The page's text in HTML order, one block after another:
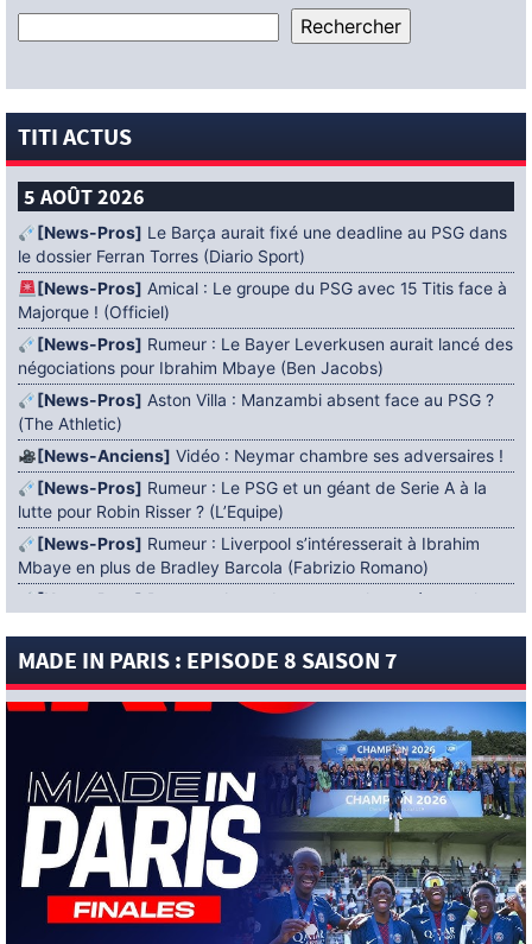
TITI ACTUS
5 AOÛT 2026
[News-Pros] Le Barça aurait fixé une deadline au PSG dans
le dossier Ferran Torres (Diario Sport)
[News-Pros] Amical : Le groupe du PSG avec 15 Titis face à
Majorque ! (Officiel)
[News-Pros] Rumeur : Le Bayer Leverkusen aurait lancé des
négociations pour Ibrahim Mbaye (Ben Jacobs)
[News-Pros] Aston Villa : Manzambi absent face au PSG ?
(The Athletic)
[News-Anciens] Vidéo : Neymar chambre ses adversaires !
[News-Pros] Rumeur : Le PSG et un géant de Serie A à la
lutte pour Robin Risser ? (L’Equipe)
[News-Pros] Rumeur : Liverpool s’intéresserait à Ibrahim
Mbaye en plus de Bradley Barcola (Fabrizio Romano)
[News-Pros]
Rumeur : Accord contractuel trouvé entre le
[News-Pros]Rumeur : Le PSG aurait lancé un ultimatum
pour boucler le dossier Ferran Torres (Matteo Moretto)
4 AOÛT 2026
Mercato : Khalil Ayari prêté à Dunkerque
(Officiel)
[News-Anciens]Leverkusen : un retour de Diaby envisagé
(Foot Mercato)
[News-Formation]Nsoki va filer au Dinamo Zagreb
(L’Equipe)
[News-Pros]Rumeur : Suzuki acheté par le PSG puis prêté ?
MADE IN PARIS : EPISODE 8 SAISON 7